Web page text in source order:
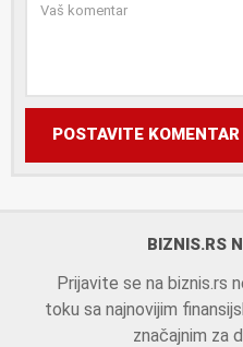
POSTAVITE KOMENTAR
BIZNIS.RS
Prijavite se na biznis.rs
toku sa najnovijim
značajnim za